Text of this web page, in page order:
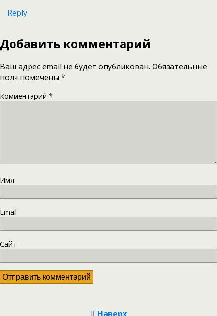
Reply
Добавить комментарий
Ваш адрес email не будет опубликован. Обязательные
поля помечены *
Комментарий *
Имя
Email
Сайт
Наверх